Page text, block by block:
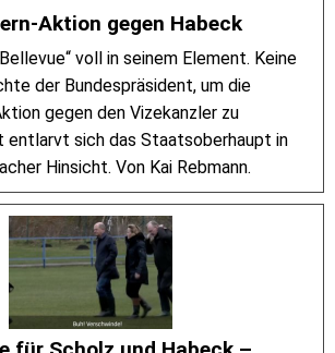
Aktion gegen Habeck
voll in seinem Element. Keine
der Bundespräsident, um die
gegen den Vizekanzler zu
entlarvt sich das Staatsoberhaupt in
Hinsicht. Von Kai Rebmann.